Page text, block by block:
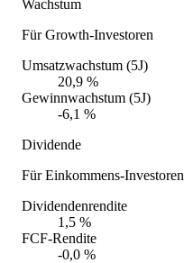
Wachstum
Für Growth-Investoren
Umsatzwachstum (5J)
20,9 %
Gewinnwachstum (5J)
-6,1 %
Dividende
Für Einkommens-Investoren
Dividendenrendite
1,5 %
FCF-Rendite
-0,0 %